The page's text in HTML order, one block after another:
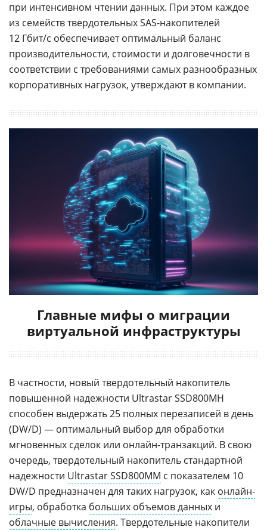
при интенсивном чтении данных. При этом каждое
из семейств твердотельных SAS-накопителей
12 Гбит/с обеспечивает оптимальный баланс
производительности, стоимости и долговечности в
соответствии с требованиями самых разнообразных
корпоративных нагрузок, утверждают в компании.
Главные мифы о миграции
виртуальной инфраструктуры
В частности, новый твердотельный накопитель
повышенной надежности Ultrastar SSD800MH
способен выдержать 25 полных перезаписей в день
(DW/D) — оптимальный выбор для обработки
мгновенных сделок или онлайн-транзакций. В свою
очередь, твердотельный накопитель стандартной
надежности Ultrastar SSD800MM с показателем 10
DW/D предназначен для таких нагрузок, как онлайн-
игры, обработка больших объемов данных и
облачные вычисления. Твердотельные накопители